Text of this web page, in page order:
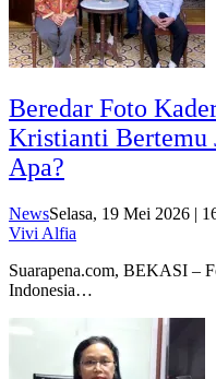
Beredar Foto
Kristianti Bertemu
Apa?
NewsSelasa, 19 Mei 2026 |
Vivi Alfia
Suarapena.com, BEKASI –
Indonesia…